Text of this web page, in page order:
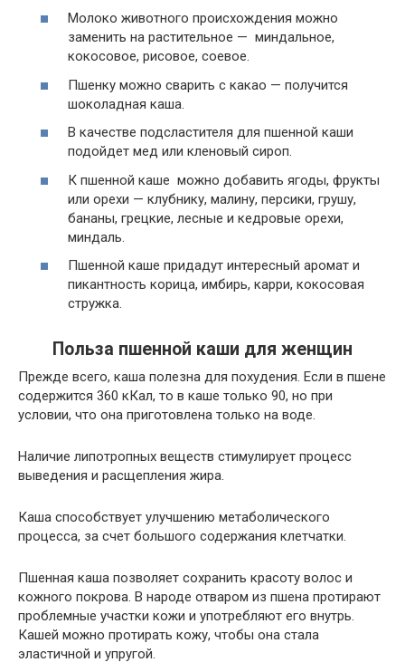
Молоко животного происхождения можно
заменить на растительное — миндальное,
кокосовое, рисовое, соевое.
Пшенку можно сварить с какао — получится
шоколадная каша.
В качестве подсластителя для пшенной каши
подойдет мед или кленовый сироп.
К пшенной каше можно добавить ягоды, фрукты
или орехи — клубнику, малину, персики, грушу,
бананы, грецкие, лесные и кедровые орехи,
миндаль.
Пшенной каше придадут интересный аромат и
пикантность корица, имбирь, карри, кокосовая
стружка.
Польза пшенной каши для женщин
Прежде всего, каша полезна для похудения. Если в пшене
содержится 360 кКал, то в каше только 90, но при
условии, что она приготовлена только на воде.
Наличие липотропных веществ стимулирует процесс
выведения и расщепления жира.
Каша способствует улучшению метаболического
процесса, за счет большого содержания клетчатки.
Пшенная каша позволяет сохранить красоту волос и
кожного покрова. В народе отваром из пшена протирают
проблемные участки кожи и употребляют его внутрь.
Кашей можно протирать кожу, чтобы она стала
эластичной и упругой.